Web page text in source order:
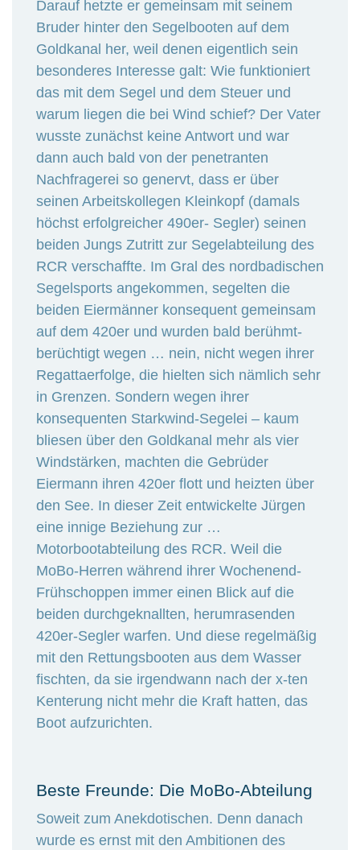
Darauf hetzte er gemeinsam mit seinem
Bruder hinter den Segelbooten auf dem
Goldkanal her, weil denen eigentlich sein
besonderes Interesse galt: Wie funktioniert
das mit dem Segel und dem Steuer und
warum liegen die bei Wind schief? Der Vater
wusste zunächst keine Antwort und war
dann auch bald von der penetranten
Nachfragerei so genervt, dass er über
seinen Arbeitskollegen Kleinkopf (damals
höchst erfolgreicher 490er- Segler) seinen
beiden Jungs Zutritt zur Segelabteilung des
RCR verschaffte. Im Gral des nordbadischen
Segelsports angekommen, segelten die
beiden Eiermänner konsequent gemeinsam
auf dem 420er und wurden bald berühmt-
berüchtigt wegen … nein, nicht wegen ihrer
Regattaerfolge, die hielten sich nämlich sehr
in Grenzen. Sondern wegen ihrer
konsequenten Starkwind-Segelei – kaum
bliesen über den Goldkanal mehr als vier
Windstärken, machten die Gebrüder
Eiermann ihren 420er flott und heizten über
den See. In dieser Zeit entwickelte Jürgen
eine innige Beziehung zur …
Motorbootabteilung des RCR. Weil die
MoBo-Herren während ihrer Wochenend-
Frühschoppen immer einen Blick auf die
beiden durchgeknallten, herumrasenden
420er-Segler warfen. Und diese regelmäßig
mit den Rettungsbooten aus dem Wasser
fischten, da sie irgendwann nach der x-ten
Kenterung nicht mehr die Kraft hatten, das
Boot aufzurichten.
Beste Freunde: Die MoBo-Abteilung
Soweit zum Anekdotischen. Denn danach
wurde es ernst mit den Ambitionen des